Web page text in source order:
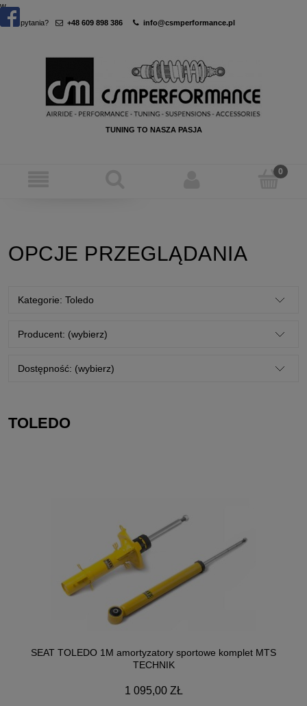
w
Masz pytania? +48 609 898 386 info@csmperformance.pl
TUNING TO NASZA PASJA
OPCJE PRZEGLĄDANIA
Kategorie: Toledo
Producent: (wybierz)
Dostępność: (wybierz)
TOLEDO
SEAT TOLEDO 1M amortyzatory sportowe komplet MTS
TECHNIK
1 095,00 ZŁ